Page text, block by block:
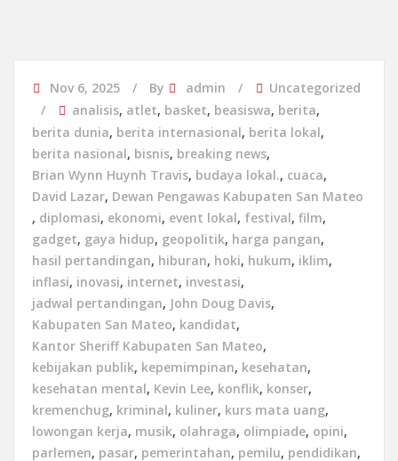
Nov 6, 2025 By admin
Uncategorized
analisis, atlet, basket, beasiswa, berita,
berita dunia, berita internasional, berita lokal,
berita nasional, bisnis, breaking news,
Brian Wynn Huynh Travis, budaya lokal., cuaca,
David Lazar, Dewan Pengawas Kabupaten San Mateo
, diplomasi, ekonomi, event lokal, festival, film,
gadget, gaya hidup, geopolitik, harga pangan,
hasil pertandingan, hiburan, hoki, hukum, iklim,
inflasi, inovasi, internet, investasi,
jadwal pertandingan, John Doug Davis,
Kabupaten San Mateo, kandidat,
Kantor Sheriff Kabupaten San Mateo,
kebijakan publik, kepemimpinan, kesehatan,
kesehatan mental, Kevin Lee, konflik, konser,
kremenchug, kriminal, kuliner, kurs mata uang,
lowongan kerja, musik, olahraga, olimpiade, opini,
parlemen, pasar, pemerintahan, pemilu, pendidikan,